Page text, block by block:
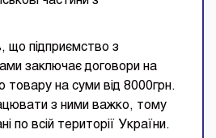
що підприємство з
заключає договори на
товару на суми від 8000грн.
з ними важко, тому
по всій території України.